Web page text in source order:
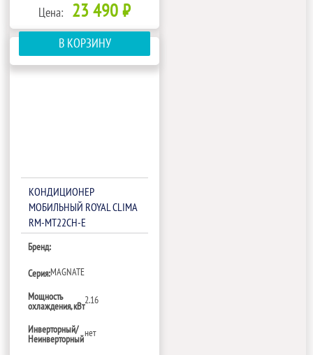
Цена: 23 490 ₽
В КОРЗИНУ
КОНДИЦИОНЕР
МОБИЛЬНЫЙ ROYAL CLIMA
RM-MT22CH-E
Бренд:
Серия:MAGNATE
Мощность
охлаждения, кВт
2.16
Инверторный/
Неинверторный
нет